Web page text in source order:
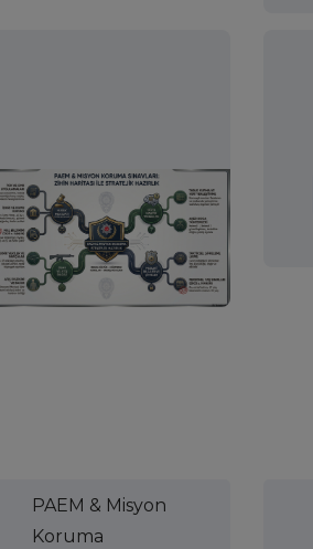
PAEM & Misyon
Koruma